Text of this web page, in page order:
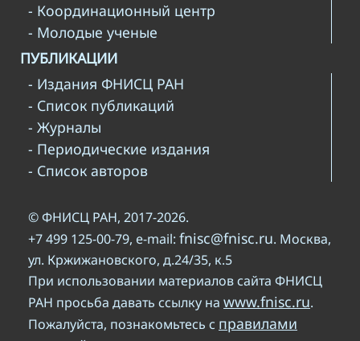
- Координационный центр
- Молодые ученые
ПУБЛИКАЦИИ
- Издания ФНИСЦ РАН
- Список публикаций
- Журналы
- Периодические издания
- Список авторов
© ФНИСЦ РАН, 2017-2026.
+7 499 125-00-79, e-mail: fnisc@fnisc.ru. Москва,
ул. Кржижановского, д.24/35, к.5
При использовании материалов сайта ФНИСЦ
РАН просьба давать ссылку на www.fnisc.ru.
Пожалуйста, познакомьтесь с правилами